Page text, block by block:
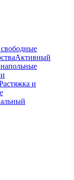
Активный
и